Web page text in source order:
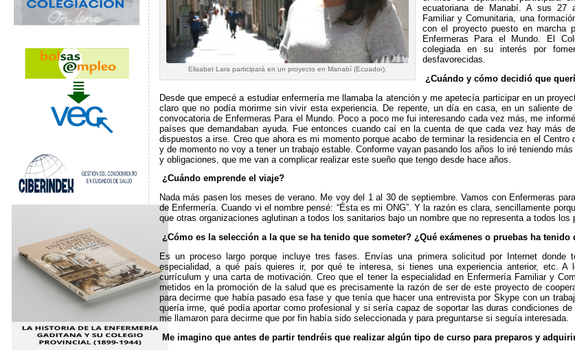
Elisabet Lara participará en un proyecto en Manabí (Ecuador).
ecuatoriana de Manabí. A sus 27
Familiar y Comunitaria, una
con el proyecto puesto en marcha
Enfermeras Para el Mundo. El
colegiada en su interés por
desfavorecidas.
¿Cuándo y cómo decidió que
Desde que empecé a estudiar enfermería me llamaba la atención y me apetecía participar en un
claro que no podía morirme sin vivir esta experiencia. De repente, un día en casa, en un saliente
convocatoria de Enfermeras Para el Mundo. Poco a poco me fui interesando cada vez más, me
países que demandaban ayuda. Fue entonces cuando caí en la cuenta de que cada vez hay más
dispuestos a irse. Creo que ahora es mi momento porque acabo de terminar la residencia en el
y de momento no voy a tener un trabajo estable. Conforme vayan pasando los años lo iré teniendo
y obligaciones, que me van a complicar realizar este sueño que tengo desde hace años.
¿Cuándo emprende el viaje?
Nada más pasen los meses de verano. Me voy del 1 al 30 de septiembre. Vamos con Enfermeras
de Enfermería. Cuando vi el nombre pensé: “Ésta es mi ONG”. Y la razón es clara, sencillamente
que otras organizaciones aglutinan a todos los sanitarios bajo un nombre que no representa a todos los
¿Cómo es la selección a la que se ha tenido que someter? ¿Qué exámenes o pruebas ha tenido
Es un proceso largo porque incluye tres fases. Envías una primera solicitud por Internet donde
especialidad, a qué país quieres ir, por qué te interesa, si tienes una experiencia anterior, etc. A
currículum y una carta de motivación. Creo que el tener la especialidad en Enfermería Familiar y
metidos en la promoción de la salud que es precisamente la razón de ser de este proyecto de
para decirme que había pasado esa fase y que tenía que hacer una entrevista por Skype con un
quería irme, qué podía aportar como profesional y si sería capaz de soportar las duras condiciones
me llamaron para decirme que por fin había sido seleccionada y para preguntarse si seguía interesada.
Me imagino que antes de partir tendréis que realizar algún tipo de curso para preparos y